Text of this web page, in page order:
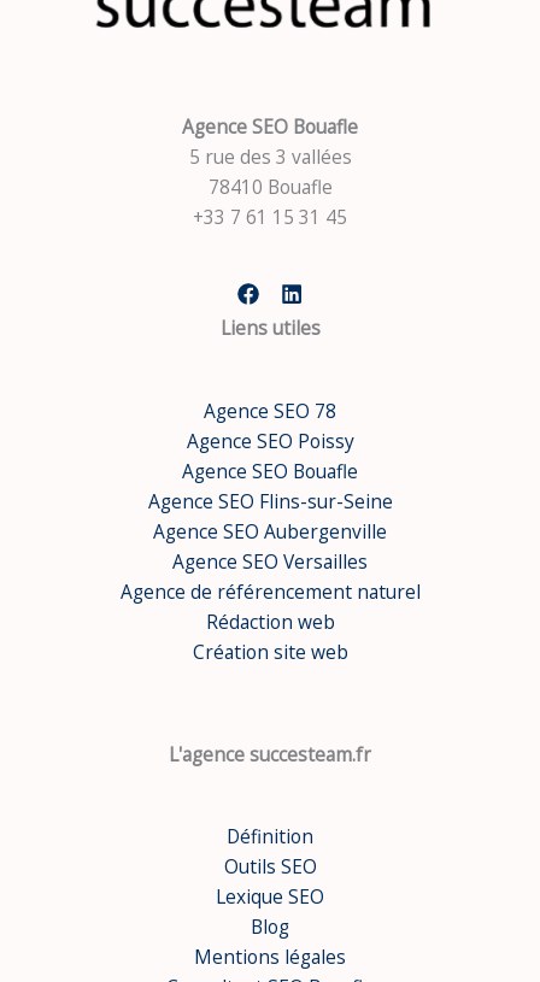
Agence SEO Bouafle
5 rue des 3 vallées
78410 Bouafle
+33 7 61 15 31 45
Liens utiles
Agence SEO 78
Agence SEO Poissy
Agence SEO Bouafle
Agence SEO Flins-sur-Seine
Agence SEO Aubergenville
Agence SEO Versailles
Agence de référencement naturel
Rédaction web
Création site web
L'agence succesteam.fr
Définition
Outils SEO
Lexique SEO
Blog
Mentions légales